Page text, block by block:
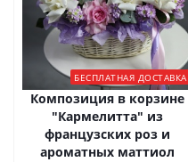
БЕСПЛАТНАЯ ДОСТАВКА
Композиция в корзине
"Кармелитта" из
французских роз и
ароматных маттиол